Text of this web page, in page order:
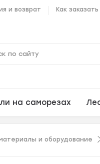
и возврат Как заказать
на саморезах
и оборудование